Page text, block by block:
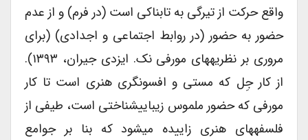
واقع حرکت از تیرگی به تابناکی است (در فرم) و از عدم
حضور به حضور (در روابط اجتماعی و اجدادی) (برای
مروری بر نظریه­های مورفی نک. ایزدی جیران، ۱۳۹۳).
از کار جِل که مستی و افسون­گری هنری است تا کار
مورفی که حضور ملموس زیبایی­شناختی است، طیفی از
فلسفه­های هنری زاییده می­شود که بنا بر جوامع